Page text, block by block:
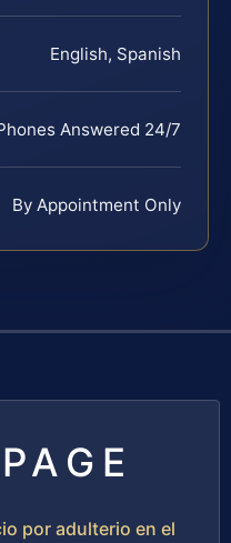
English, Spanish
Answered 24/7
By Appointment Only
por adulterio en el